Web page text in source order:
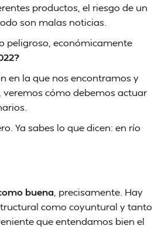
productos, el riesgo de un
son malas noticias.
peligroso, económicamente
en la que nos encontramos y
veremos cómo debemos actuar
Ya sabes lo que dicen: en río
buena , precisamente. Hay
como coyuntural y tanto
que entendamos bien el